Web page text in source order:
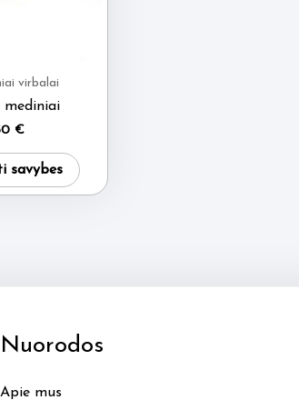
virbalai
€
savybes
product
may
Nuorodos
Apie mus